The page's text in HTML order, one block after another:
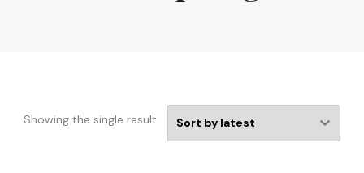
Showing the single result